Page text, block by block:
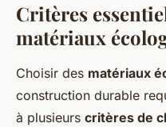
Critères
matériaux
Choisir des matériaux
construction durable
à plusieurs critères de